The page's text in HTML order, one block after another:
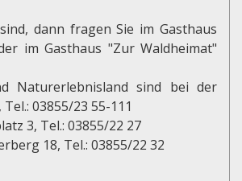
dann fragen Sie im Gasthaus
im Gasthaus "Zur Waldheimat"
Naturerlebnisland sind bei der
03855/23 55-111
3, Tel.: 03855/22 27
18, Tel.: 03855/22 32